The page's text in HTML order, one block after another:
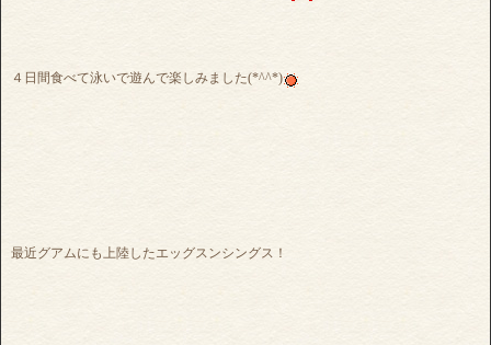
４日間食べて泳いで遊んで楽しみました(*^^*)
最近グアムにも上陸したエッグスンシングス！